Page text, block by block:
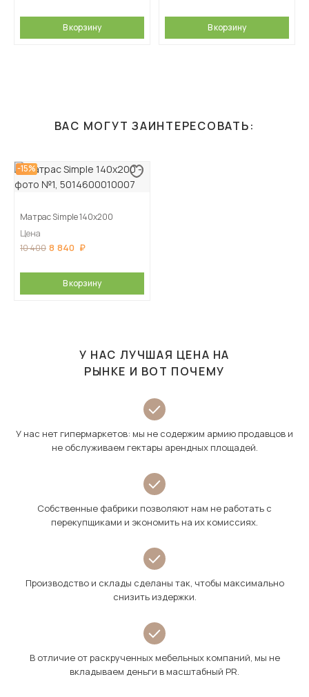
В корзину В корзину
ВАС МОГУТ ЗАИНТЕРЕСОВАТЬ:
-15%
Матрас Simple 140х200
Цена
10 400 8 840
В корзину
У НАС ЛУЧШАЯ ЦЕНА НА
РЫНКЕ И ВОТ ПОЧЕМУ
У нас нет гипермаркетов: мы не содержим армию продавцов и
не обслуживаем гектары арендных площадей.
Собственные фабрики позволяют нам не работать с
перекупщиками и экономить на их комиссиях.
Производство и склады сделаны так, чтобы максимально
снизить издержки.
В отличие от раскрученных мебельных компаний, мы не
вкладываем деньги в масштабный PR.